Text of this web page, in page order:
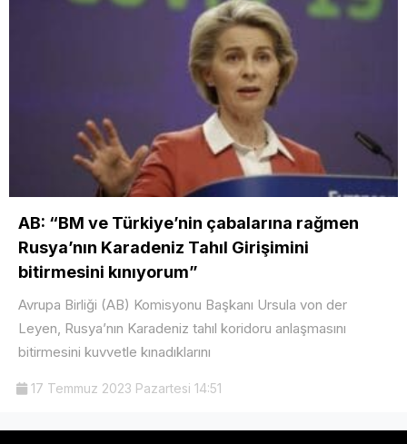
AB: “BM ve Türkiye’nin çabalarına rağmen
Rusya’nın Karadeniz Tahıl Girişimini
bitirmesini kınıyorum”
Avrupa Birliği (AB) Komisyonu Başkanı Ursula von der
Leyen, Rusya’nın Karadeniz tahıl koridoru anlaşmasını
bitirmesini kuvvetle kınadıklarını
17 Temmuz 2023 Pazartesi 14:51